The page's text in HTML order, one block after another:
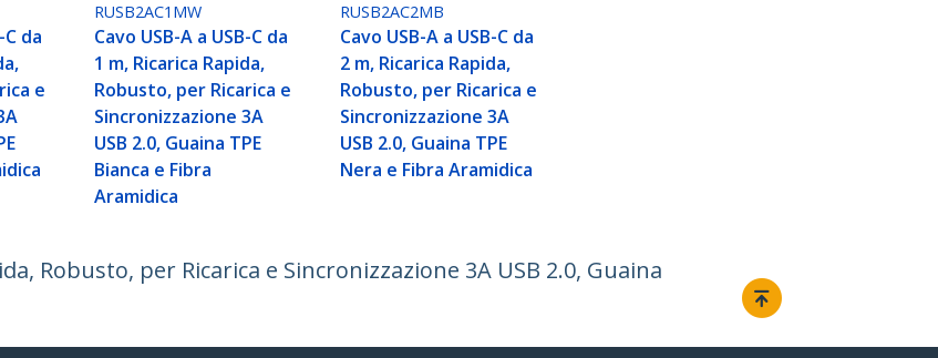
C da
e
RUSB2AC1MW
Cavo USB-A a USB-C da
1 m, Ricarica Rapida,
Robusto, per Ricarica e
Sincronizzazione 3A
USB 2.0, Guaina TPE
Bianca e Fibra
Aramidica
RUSB2AC2MB
Cavo USB-A a USB-C da
2 m, Ricarica Rapida,
Robusto, per Ricarica e
Sincronizzazione 3A
USB 2.0, Guaina TPE
Nera e Fibra Aramidica
Robusto, per Ricarica e Sincronizzazione 3A USB 2.0, Guaina